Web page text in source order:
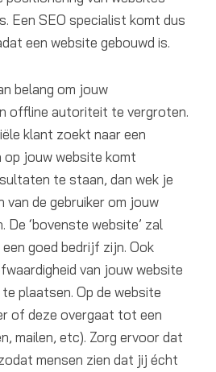
Een SEO specialist komt dus
een website gebouwd is.
belang om jouw
offline autoriteit te vergroten.
klant zoekt naar een
jouw website komt
te staan, dan wek je
de gebruiker om jouw
‘bovenste website’ zal
goed bedrijf zijn. Ook
van jouw website
plaatsen. Op de website
of deze overgaat tot een
mailen, etc). Zorg ervoor dat
mensen zien dat jij écht